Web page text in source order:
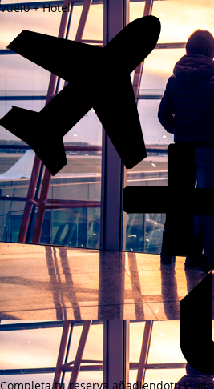
Vuelo + Hotel
Completa tu reserva añadiendotu vuelo